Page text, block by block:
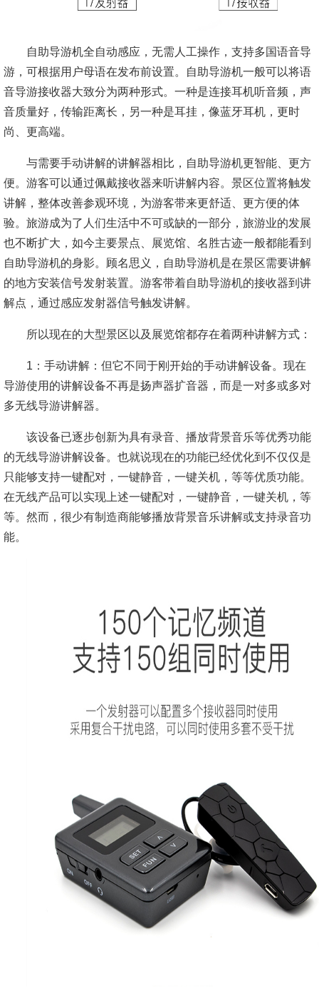
自助导游机全自动感应，无需人工操作，支持多国语音导
游，可根据用户母语在发布前设置。自助导游机一般可以将语
音导游接收器大致分为两种形式。一种是连接耳机听音频，声
音质量好，传输距离长，另一种是耳挂，像蓝牙耳机，更时
尚、更高端。
与需要手动讲解的讲解器相比，自助导游机更智能、更方
便。游客可以通过佩戴接收器来听讲解内容。景区位置将触发
讲解，整体改善参观环境，为游客带来更舒适、更方便的体
验。旅游成为了人们生活中不可或缺的一部分，旅游业的发展
也不断扩大，如今主要景点、展览馆、名胜古迹一般都能看到
自助导游机的身影。顾名思义，自助导游机是在景区需要讲解
的地方安装信号发射装置。游客带着自助导游机的接收器到讲
解点，通过感应发射器信号触发讲解。
所以现在的大型景区以及展览馆都存在着两种讲解方式：
1：手动讲解：但它不同于刚开始的手动讲解设备。现在
导游使用的讲解设备不再是扬声器扩音器，而是一对多或多对
多无线导游讲解器。
该设备已逐步创新为具有录音、播放背景音乐等优秀功能
的无线导游讲解设备。也就说现在的功能已经优化到不仅仅是
只能够支持一键配对，一键静音，一键关机，等等优质功能。
在无线产品可以实现上述一键配对，一键静音，一键关机，等
等。然而，很少有制造商能够播放背景音乐讲解或支持录音功
能。